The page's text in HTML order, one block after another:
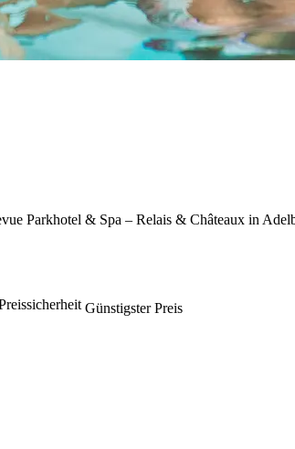
Parkhotel & Spa – Relais & Châteaux in
Günstigster Preis